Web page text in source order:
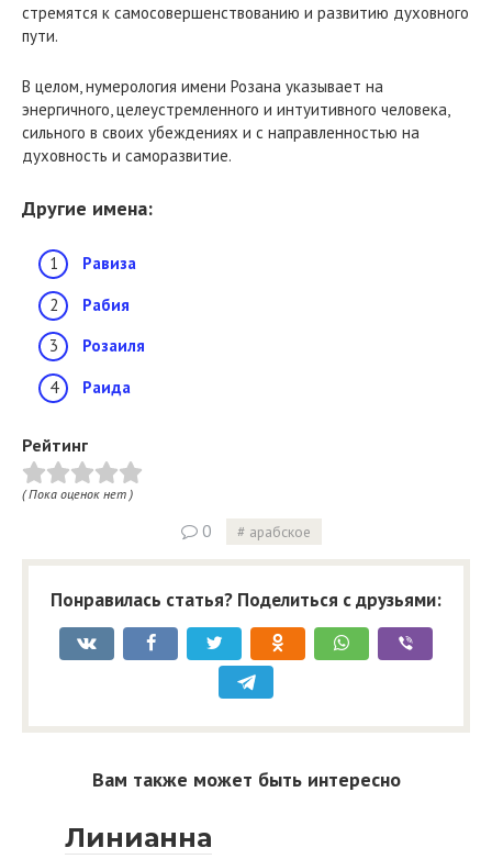
стремятся к самосовершенствованию и развитию духовного
пути.
В целом, нумерология имени Розана указывает на
энергичного, целеустремленного и интуитивного человека,
сильного в своих убеждениях и с направленностью на
духовность и саморазвитие.
Другие имена:
Равиза
Рабия
Розаиля
Раида
Рейтинг
( Пока оценок нет )
0 арабское
Понравилась статья? Поделиться с друзьями:
Вам также может быть интересно
Линианна